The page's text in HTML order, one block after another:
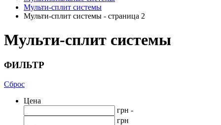
Мульти-сплит системы
Мульти-сплит системы - страница 2
Мульти-сплит системы
ФИЛЬТР
Сброс
Цена
грн -
грн